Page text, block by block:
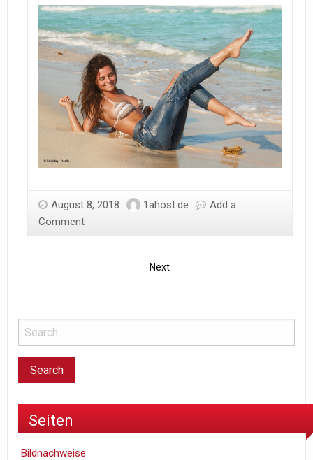
August 8, 2018 1ahost.de
Add a
Comment
Next
Seiten
Bildnachweise